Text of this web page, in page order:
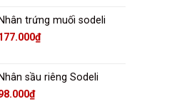
Nhân trứng muối sodeli
₫
Nhân sầu riêng Sodeli
₫